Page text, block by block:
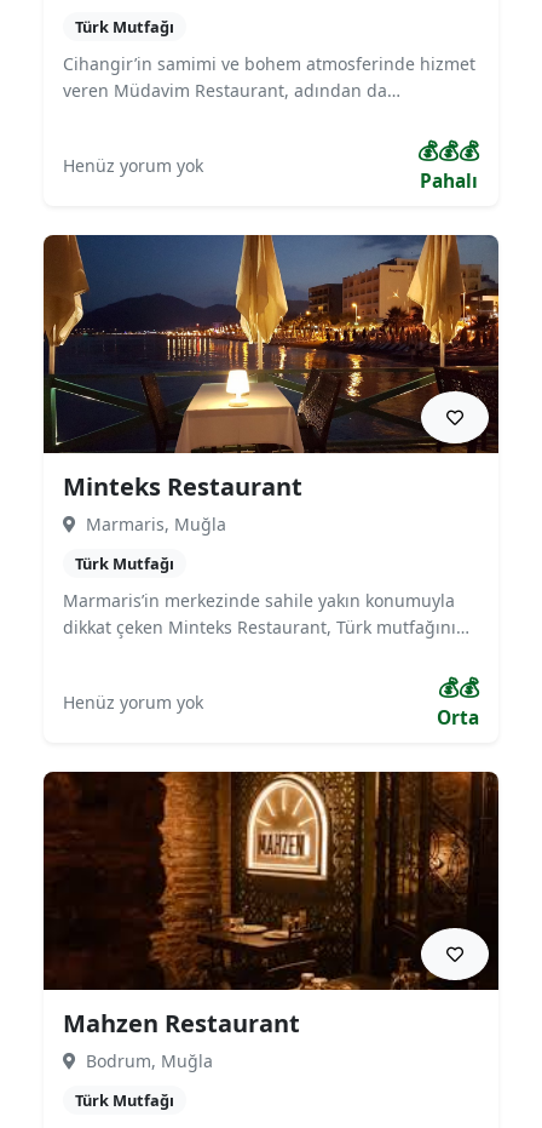
Türk Mutfağı
Cihangir’in samimi ve bohem atmosferinde hizmet
veren Müdavim Restaurant, adından da
sıcak bir mekandır. Geleneksel Türk mutfağı, meze
çeşitleri ve deniz ürünleriyle öne çıkar. Sohbet
menüsüyle hem yerli hem yabancı misafirlerin
gözdesidir.
Henüz yorum yok 💰💰💰
Pahalı
Minteks Restaurant
Marmaris, Muğla
Türk Mutfağı
Marmaris’in merkezinde sahile yakın konumuyla
dikkat çeken Minteks Restaurant, Türk mutfağının
sunmaktadır. Izgara çeşitleri, deniz ürünleri ve
zengin kahvaltı menüsüyle öne çıkan mekan,
Henüz yorum yok 💰💰
Orta
Mahzen Restaurant
Bodrum, Muğla
Türk Mutfağı